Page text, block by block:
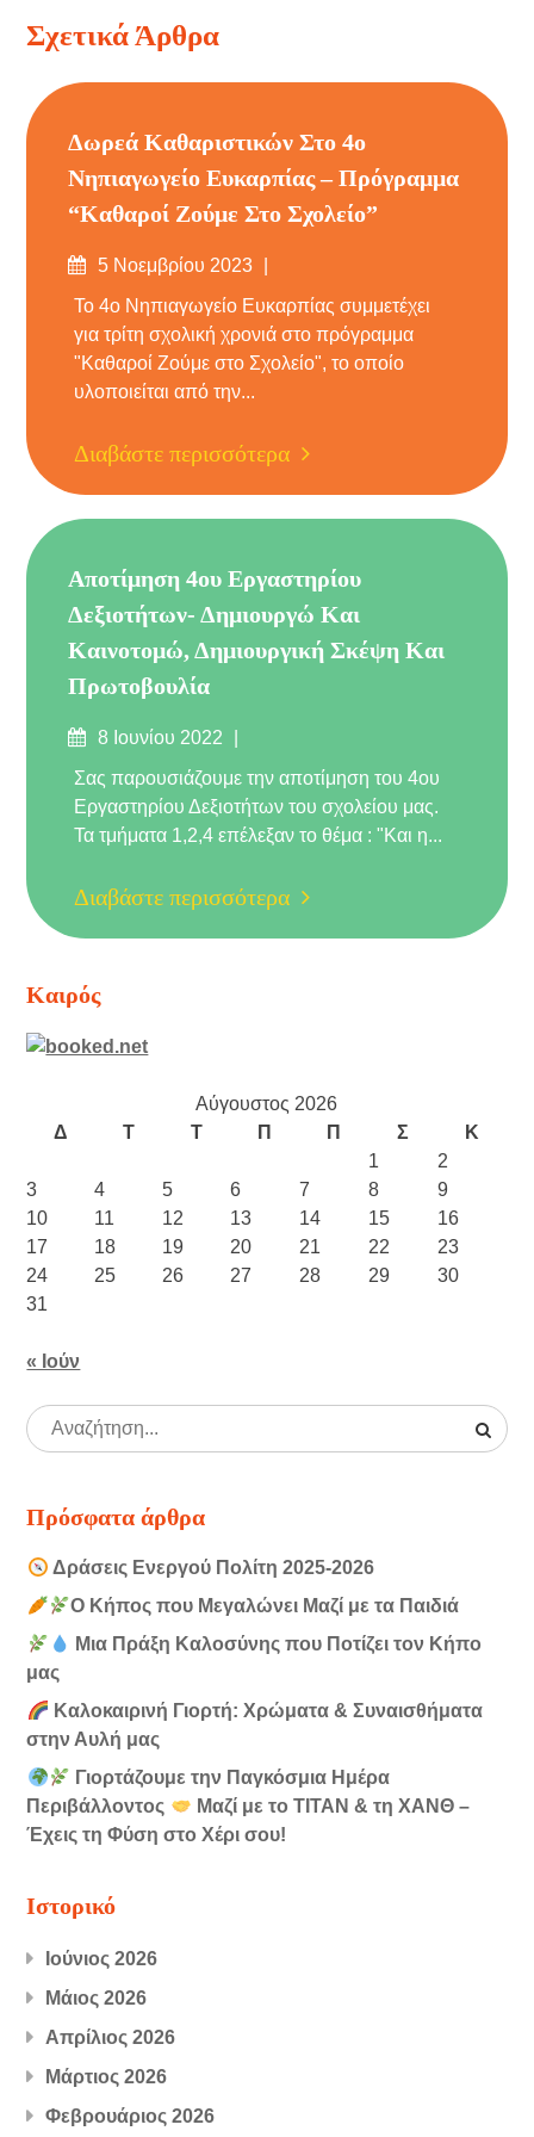
Σχετικά Άρθρα
Δωρεά Καθαριστικών Στο 4ο
Νηπιαγωγείο Ευκαρπίας – Πρόγραμμα
“Καθαροί Ζούμε Στο Σχολείο”
Δημοσιεύτηκε
5 Νοεμβρίου 2023
Το 4ο Νηπιαγωγείο Ευκαρπίας συμμετέχει
για τρίτη σχολική χρονιά στο πρόγραμμα
"Καθαροί Ζούμε στο Σχολείο", το οποίο
υλοποιείται από την...
Διαβάστε περισσότερα
Αποτίμηση 4ου Εργαστηρίου
Δεξιοτήτων- Δημιουργώ Και
Καινοτομώ, Δημιουργική Σκέψη Και
Πρωτοβουλία
Δημοσιεύτηκε
8 Ιουνίου 2022
Σας παρουσιάζουμε την αποτίμηση του 4ου
Εργαστηρίου Δεξιοτήτων του σχολείου μας.
Τα τμήματα 1,2,4 επέλεξαν το θέμα : "Και η...
Διαβάστε περισσότερα
Καιρός
Αύγουστος 2026
Δ
Τ Τ Π Π Σ
Κ
1
2
3
4 5 6 7 8
9
10
11 12 13 14 15
16
17
18 19 20 21 22
23
24
25 26 27 28 29
30
31
« Ιούν
Πρόσφατα άρθρα
Δράσεις Ενεργού Πολίτη 2025-2026
Ο Κήπος που Μεγαλώνει Μαζί με τα Παιδιά
Μια Πράξη Καλοσύνης που Ποτίζει τον Κήπο
μας
Καλοκαιρινή Γιορτή: Χρώματα & Συναισθήματα
στην Αυλή μας
Γιορτάζουμε την Παγκόσμια Ημέρα
Περιβάλλοντος
Μαζί με το ΤΙΤΑΝ & τη ΧΑΝΘ –
Έχεις τη Φύση στο Χέρι σου!
Ιστορικό
Ιούνιος 2026
Μάιος 2026
Απρίλιος 2026
Μάρτιος 2026
Φεβρουάριος 2026